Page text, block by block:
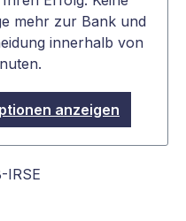
mehr zur Bank und
innerhalb von
anzeigen
IRSE